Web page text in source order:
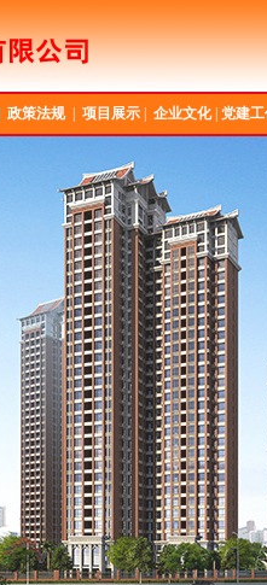
政策法规| 项目展示| 企业文化| 党建工